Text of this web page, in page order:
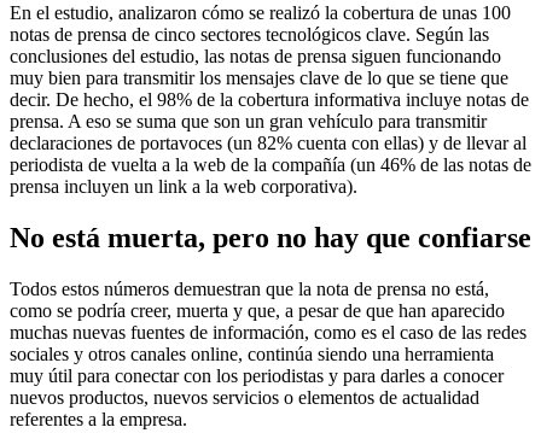
En el estudio, analizaron cómo se realizó la cobertura de unas 100
notas de prensa de cinco sectores tecnológicos clave. Según las
conclusiones del estudio, las notas de prensa siguen funcionando
muy bien para transmitir los mensajes clave de lo que se tiene que
decir. De hecho, el 98% de la cobertura informativa incluye notas de
prensa. A eso se suma que son un gran vehículo para transmitir
declaraciones de portavoces (un 82% cuenta con ellas) y de llevar al
periodista de vuelta a la web de la compañía (un 46% de las notas de
prensa incluyen un link a la web corporativa).
No está muerta, pero no hay que confiarse
Todos estos números demuestran que la nota de prensa no está,
como se podría creer, muerta y que, a pesar de que han aparecido
muchas nuevas fuentes de información, como es el caso de las redes
sociales y otros canales online, continúa siendo una herramienta
muy útil para conectar con los periodistas y para darles a conocer
nuevos productos, nuevos servicios o elementos de actualidad
referentes a la empresa.